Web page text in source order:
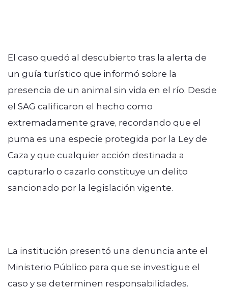
El caso quedó al descubierto tras la alerta de
un guía turístico que informó sobre la
presencia de un animal sin vida en el río. Desde
el SAG calificaron el hecho como
extremadamente grave, recordando que el
puma es una especie protegida por la Ley de
Caza y que cualquier acción destinada a
capturarlo o cazarlo constituye un delito
sancionado por la legislación vigente.
La institución presentó una denuncia ante el
Ministerio Público para que se investigue el
caso y se determinen responsabilidades.